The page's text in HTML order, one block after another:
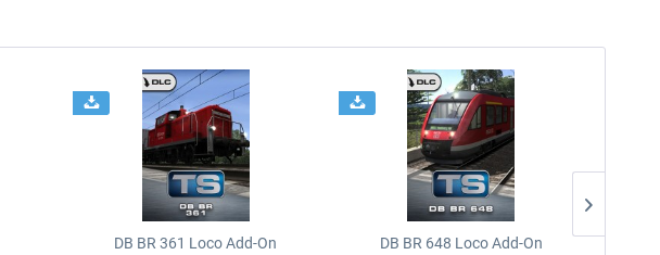
DB BR 361 Loco Add-On DB BR 648 Loco Add-On